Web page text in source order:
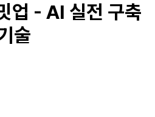
업 - AI 실전 구축
술